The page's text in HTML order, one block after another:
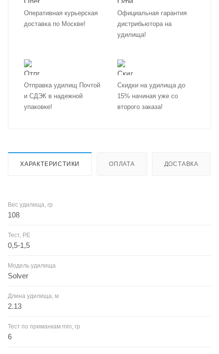
Оперативная курьерская
доставка по Москве!
Официальная гарантия
дистрибьютора на
удилища!
Отправка удилищ Почтой
и СДЭК в надежной
упаковке!
Скидки на удилища до
15% начиная уже со
второго заказа!
ХАРАКТЕРИСТИКИ ОПЛАТА ДОСТАВКА
Вес удилища, гр
108
Тест, PE
0,5-1,5
Модель удилища
Solver
Длина удилища, м
2.13
Тест по приманкам min, гр
6